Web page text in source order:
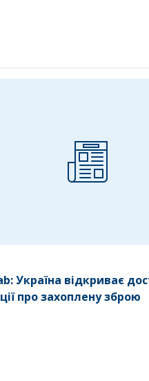
Україна відкриває
про захоплену зброю